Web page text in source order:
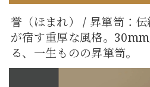
誉（ほまれ） / 昇箪笥：伝
が宿す重厚な風格。
る、一生ものの昇箪笥。